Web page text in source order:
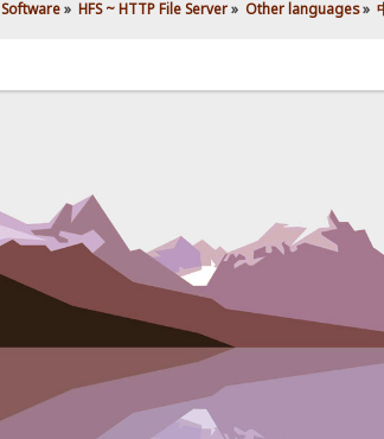
Software» HFS ~ HTTP File Server» Other languages»